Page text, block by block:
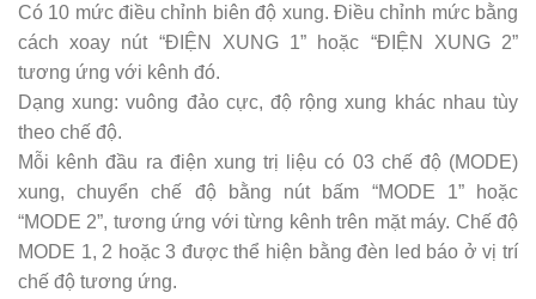
Có 10 mức điều chỉnh biên độ xung. Điều chỉnh mức bằng
cách xoay nút “ĐIỆN XUNG 1” hoặc “ĐIỆN XUNG 2”
tương ứng với kênh đó.
Dạng xung: vuông đảo cực, độ rộng xung khác nhau tùy
theo chế độ.
Mỗi kênh đầu ra điện xung trị liệu có 03 chế độ (MODE)
xung, chuyển chế độ bằng nút bấm “MODE 1” hoặc
“MODE 2”, tương ứng với từng kênh trên mặt máy. Chế độ
MODE 1, 2 hoặc 3 được thể hiện bằng đèn led báo ở vị trí
chế độ tương ứng.